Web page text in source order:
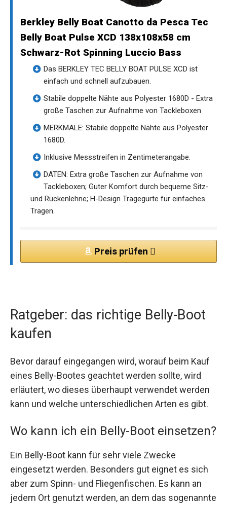
Berkley Belly Boat Canotto da Pesca Tec
Belly Boat Pulse XCD 138x108x58 cm
Schwarz-Rot Spinning Luccio Bass
Das BERKLEY TEC BELLY BOAT PULSE XCD ist
einfach und schnell aufzubauen.
Stabile doppelte Nähte aus Polyester 1680D - Extra
große Taschen zur Aufnahme von Tackleboxen
MERKMALE: Stabile doppelte Nähte aus Polyester
1680D.
Inklusive Messstreifen in Zentimeterangabe.
DATEN: Extra große Taschen zur Aufnahme von
Tackleboxen; Guter Komfort durch bequeme Sitz-
und Rückenlehne; H-Design Tragegurte für einfaches
Tragen.
Preis prüfen
Ratgeber: das richtige Belly-Boot
kaufen
Bevor darauf eingegangen wird, worauf beim Kauf
eines Belly-Bootes geachtet werden sollte, wird
erläutert, wo dieses überhaupt verwendet werden
kann und welche unterschiedlichen Arten es gibt.
Wo kann ich ein Belly-Boot einsetzen?
Ein Belly-Boot kann für sehr viele Zwecke
eingesetzt werden. Besonders gut eignet es sich
aber zum Spinn- und Fliegenfischen. Es kann an
jedem Ort genutzt werden, an dem das sogenannte